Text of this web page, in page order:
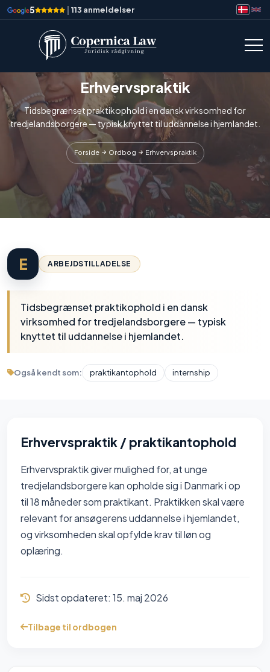
5 | 113 anmeldelser
Erhvervspraktik
Tidsbegrænset praktikophold i en dansk virksomhed for
tredjelandsborgere — typisk knyttet til uddannelse i hjemlandet.
Forside Ordbog Erhvervspraktik
E ARBEJDSTILLADELSE
Tidsbegrænset praktikophold i en dansk
virksomhed for tredjelandsborgere — typisk
knyttet til uddannelse i hjemlandet.
Også kendt som: praktikantophold intern­ship
Erhvervspraktik / praktikantophold
Erhvervspraktik giver mulighed for, at unge
tredjelandsborgere kan opholde sig i Danmark i op
til 18 måneder som praktikant. Praktikken skal være
relevant for ansøgerens uddannelse i hjemlandet,
og virksomheden skal opfylde krav til løn og
oplæring.
Sidst opdateret: 15. maj 2026
Tilbage til ordbogen